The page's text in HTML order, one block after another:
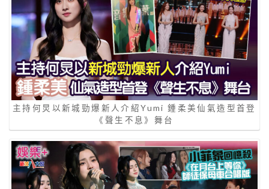
主持何炅以新城勁爆新人介紹Yumi 鍾柔美仙氣造型首登
《聲生不息》舞台